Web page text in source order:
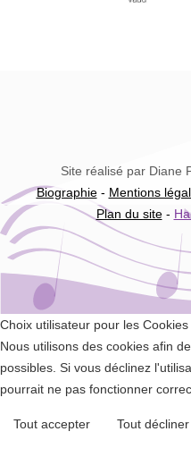
Site réalisé par Diane
Biographie- Mentions
Plan du site-
Choix utilisateur pour les Cookies
Nous utilisons des cookies afin
possibles. Si vous déclinez
pourrait ne pas fonctionner
Tout accepter Tout décliner